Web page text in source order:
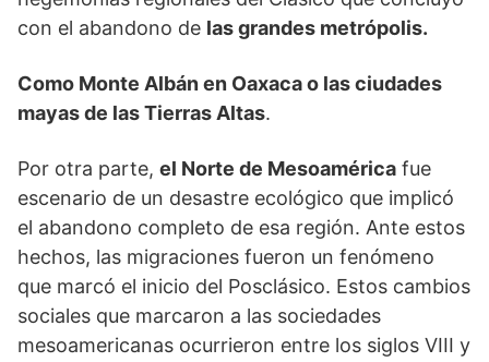
con el abandono de las grandes metrópolis.
Como Monte Albán en Oaxaca o las ciudades
mayas de las Tierras Altas.
Por otra parte, el Norte de Mesoamérica fue
escenario de un desastre ecológico que implicó
el abandono completo de esa región. Ante estos
hechos, las migraciones fueron un fenómeno
que marcó el inicio del Posclásico. Estos cambios
sociales que marcaron a las sociedades
mesoamericanas ocurrieron entre los siglos VIII y